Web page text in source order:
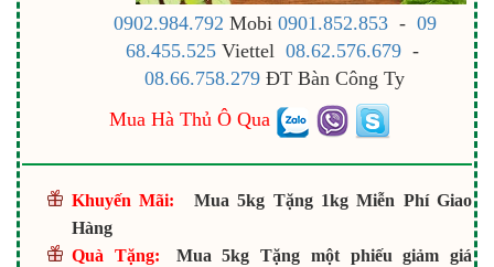
0902.984.792 Mobi 0901.852.853- 09
68.455.525Viettel 08.62.576.679-
08.66.758.279 ĐT Bàn Công Ty
Mua Hà Thủ Ô Qua
Khuyến Mãi:
Mua 5kg Tặng 1kg Miễn Phí Giao
Hàng
Quà Tặng:
Mua 5kg Tặng một phiếu giảm giá